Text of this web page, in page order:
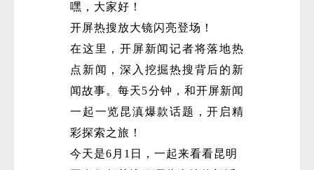
嘿，大家好！
开屏热搜放大镜闪亮登场！
在这里，开屏新闻记者将落地热
点新闻，深入挖掘热搜背后的新
闻故事。每天5分钟，和开屏新闻
一起一览昆滇爆款话题，开启精
彩探索之旅！
今天是6月1日，一起来看看昆明